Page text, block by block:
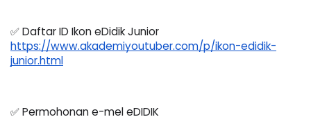
https://www.akademiyoutuber.com/p/ikon-edidik-
junior.html
✅ Permohonan e-mel eDIDIK